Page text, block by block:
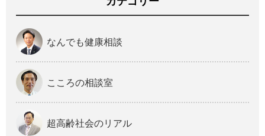
なんでも健康相談
こころの相談室
超高齢社会のリアル